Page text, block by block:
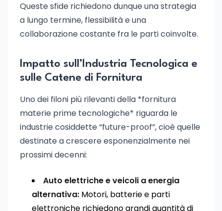
Queste sfide richiedono dunque una strategia
a lungo termine, flessibilità e una
collaborazione costante fra le parti coinvolte.
Impatto sull’Industria Tecnologica e
sulle Catene di Fornitura
Uno dei filoni più rilevanti della *fornitura
materie prime tecnologiche* riguarda le
industrie cosiddette “future-proof”, cioè quelle
destinate a crescere esponenzialmente nei
prossimi decenni:
Auto elettriche e veicoli a energia
alternativa: Motori, batterie e parti
elettroniche richiedono grandi quantità di